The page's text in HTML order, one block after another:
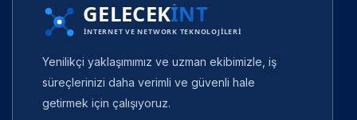
Yenilikçi yaklaşımımız ve uzman ekibimizle, iş
süreçlerinizi daha verimli ve güvenli hale
getirmek için çalışıyoruz.